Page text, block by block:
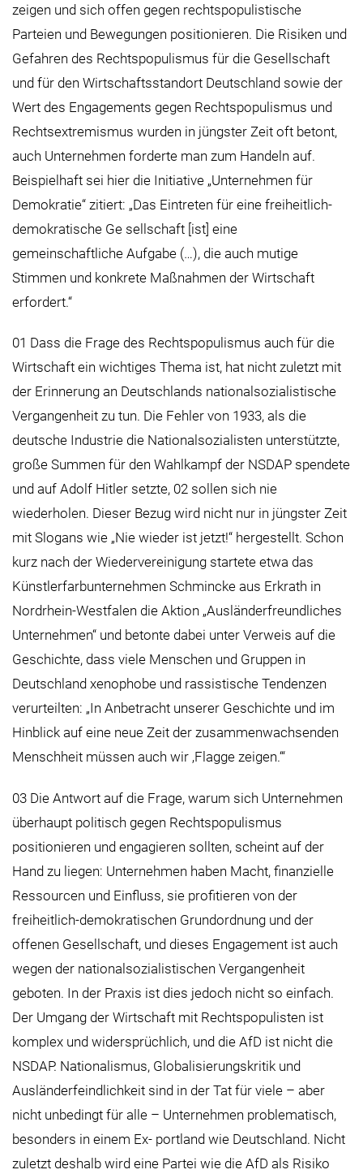
zeigen und sich offen gegen rechtspopulistische
Parteien und Bewegungen positionieren. Die Risiken und
Gefahren des Rechtspopulismus für die Gesellschaft
und für den Wirtschaftsstandort Deutschland sowie der
Wert des Engagements gegen Rechtspopulismus und
Rechtsextremismus wurden in jüngster Zeit oft betont,
auch Unternehmen forderte man zum Handeln auf.
Beispielhaft sei hier die Initiative „Unternehmen für
Demokratie“ zitiert: „Das Eintreten für eine freiheitlich-
demokratische Ge sellschaft [ist] eine
gemeinschaftliche Aufgabe (…), die auch mutige
Stimmen und konkrete Maßnahmen der Wirtschaft
erfordert.“
01 Dass die Frage des Rechtspopulismus auch für die
Wirtschaft ein wichtiges Thema ist, hat nicht zuletzt mit
der Erinnerung an Deutschlands nationalsozialistische
Vergangenheit zu tun. Die Fehler von 1933, als die
deutsche Industrie die Nationalsozialisten unterstützte,
große Summen für den Wahlkampf der NSDAP spendete
und auf Adolf Hitler setzte, 02 sollen sich nie
wiederholen. Dieser Bezug wird nicht nur in jüngster Zeit
mit Slogans wie „Nie wieder ist jetzt!“ hergestellt. Schon
kurz nach der Wiedervereinigung startete etwa das
Künstlerfarbunternehmen Schmincke aus Erkrath in
Nordrhein-Westfalen die Aktion „Ausländerfreundliches
Unternehmen“ und betonte dabei unter Verweis auf die
Geschichte, dass viele Menschen und Gruppen in
Deutschland xenophobe und rassistische Tendenzen
verurteilten: „In Anbetracht unserer Geschichte und im
Hinblick auf eine neue Zeit der zusammenwachsenden
Menschheit müssen auch wir ‚Flagge zeigen.‘“
03 Die Antwort auf die Frage, warum sich Unternehmen
überhaupt politisch gegen Rechtspopulismus
positionieren und engagieren sollten, scheint auf der
Hand zu liegen: Unternehmen haben Macht, finanzielle
Ressourcen und Einfluss, sie profitieren von der
freiheitlich-demokratischen Grundordnung und der
offenen Gesellschaft, und dieses Engagement ist auch
wegen der nationalsozialistischen Vergangenheit
geboten. In der Praxis ist dies jedoch nicht so einfach.
Der Umgang der Wirtschaft mit Rechtspopulisten ist
komplex und widersprüchlich, und die AfD ist nicht die
NSDAP. Nationalismus, Globalisierungskritik und
Ausländerfeindlichkeit sind in der Tat für viele – aber
nicht unbedingt für alle – Unternehmen problematisch,
besonders in einem Ex- portland wie Deutschland. Nicht
zuletzt deshalb wird eine Partei wie die AfD als Risiko